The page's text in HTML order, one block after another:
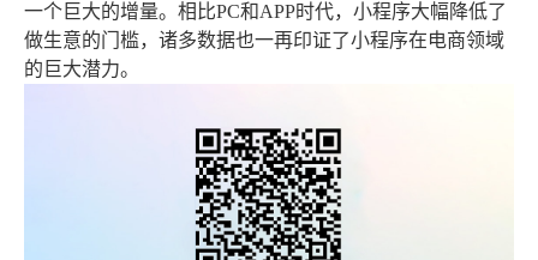
一个巨大的增量。相比PC和APP时代，小程序大幅降低了
做生意的门槛，诸多数据也一再印证了小程序在电商领域
的巨大潜力。